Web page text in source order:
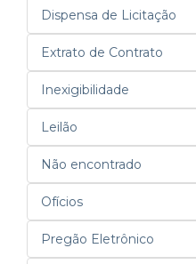
Dispensa de Licitação
Extrato de Contrato
Inexigibilidade
Leilão
Não encontrado
Ofícios
Pregão Eletrônico